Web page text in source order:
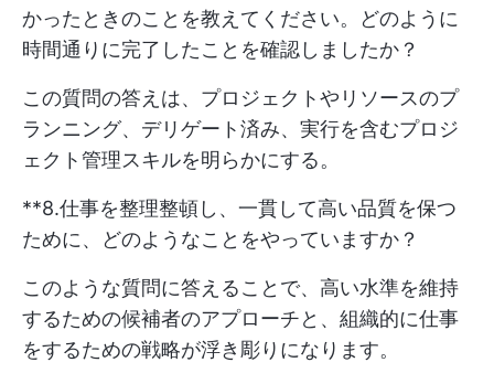
かったときのことを教えてください。どのように
時間通りに完了したことを確認しましたか？
この質問の答えは、プロジェクトやリソースのプ
ランニング、デリゲート済み、実行を含むプロジ
ェクト管理スキルを明らかにする。
**8.仕事を整理整頓し、一貫して高い品質を保つ
ために、どのようなことをやっていますか？
このような質問に答えることで、高い水準を維持
するための候補者のアプローチと、組織的に仕事
をするための戦略が浮き彫りになります。